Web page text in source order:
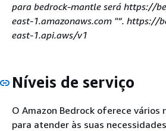
para bedrock-mantle será https://
east-1.amazonaws.com "“. https://
east-1.api.aws/v1
Níveis de serviço
O Amazon Bedrock oferece vários
para atender às suas